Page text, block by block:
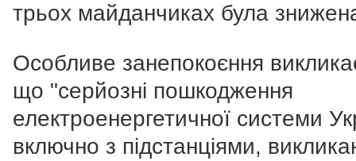
трьох майданчиках була
Особливе занепокоєння
що "серйозні пошкодження
електроенергетичної системи
включно з підстанціями,